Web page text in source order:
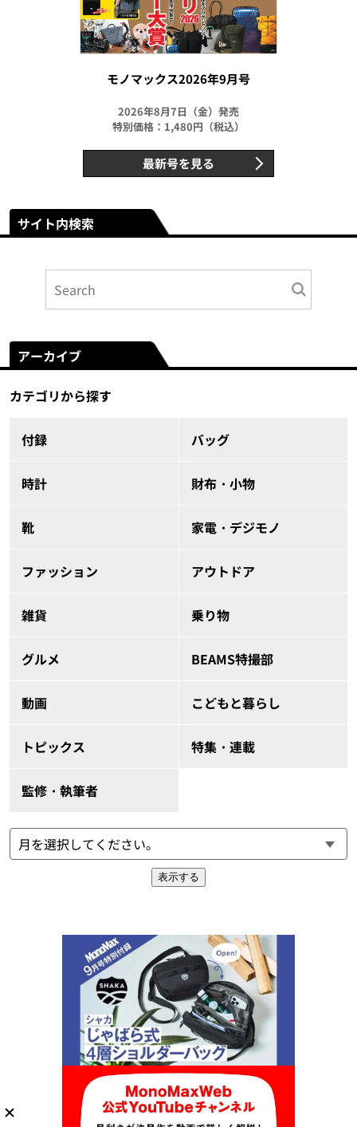
モノマックス2026年9月号
2026年8月7日（金）発売
特別価格：1,480円（税込）
最新号を見る
サイト内検索
アーカイブ
カテゴリから探す
付録 バッグ
時計 財布・小物
靴 家電・デジモノ
ファッション アウトドア
雑貨 乗り物
グルメ BEAMS特撮部
動画 こどもと暮らし
トピックス 特集・連載
監修・執筆者
表示する